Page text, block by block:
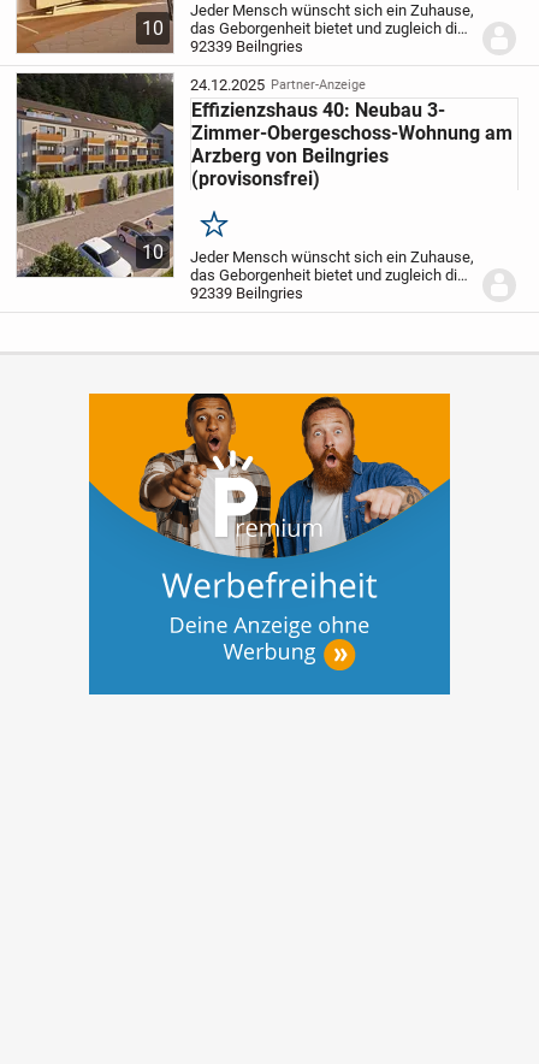
10
Jeder Mensch wünscht sich ein Zuhause,
das Geborgenheit bietet und zugleich die
Annehmlichkeiten des städtischen
Lebens zugänglich macht.Mit unserem
neuen Bauvorhaben ZUHAUSE AM
ARZBERG in Beilngries...
92339 Beilngries
10
24.12.2025 Partner-Anzeige
Effizienzshaus 40: Neubau 3-
Zimmer-Obergeschoss-Wohnung am
Arzberg von Beilngries
(provisonsfrei)
Merken
Jeder Mensch wünscht sich ein Zuhause,
das Geborgenheit bietet und zugleich die
Annehmlichkeiten des städtischen
Lebens zugänglich macht.Mit unserem
ARZBERG in Beilngries...
92339 Beilngries